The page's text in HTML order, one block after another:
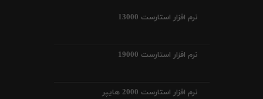
نرم افزار استارست 13000
نرم افزار استارست 19000
نرم افزار استارست 2000 هایپر